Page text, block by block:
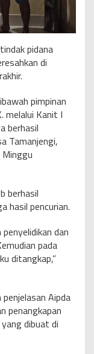
pidana
di
pimpinan
melalui Kanit I
berhasil
Tamanjengi,
berhasil
hasil pencurian.
dan
pada
ditangkap,”
Aipda
penangkapan
dibuat di